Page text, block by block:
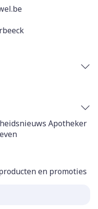
Apotheker
en promoties